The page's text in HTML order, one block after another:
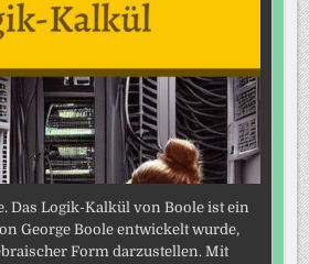
Das Logik-Kalkül von Boole ist ein
George Boole entwickelt wurde,
Form darzustellen. Mit